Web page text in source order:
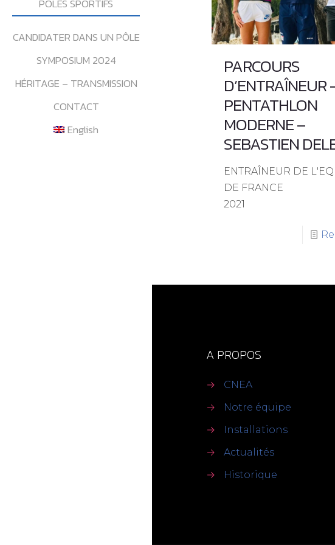
POLES SPORTIFS
CANDIDATER DANS UN PÔLE
SYMPOSIUM 2024
HÉRITAGE – TRANSMISSION
CONTACT
English
PARCOURS
D’ENTRAÎNEUR
PENTATHLON
MODERNE –
SEBASTIEN
ENTRAÎNEUR DE
DE FRANCE
2021
A PROPOS
→
CNEA
→
Notre équipe
→
Installations
→
Actualités
→
Historique